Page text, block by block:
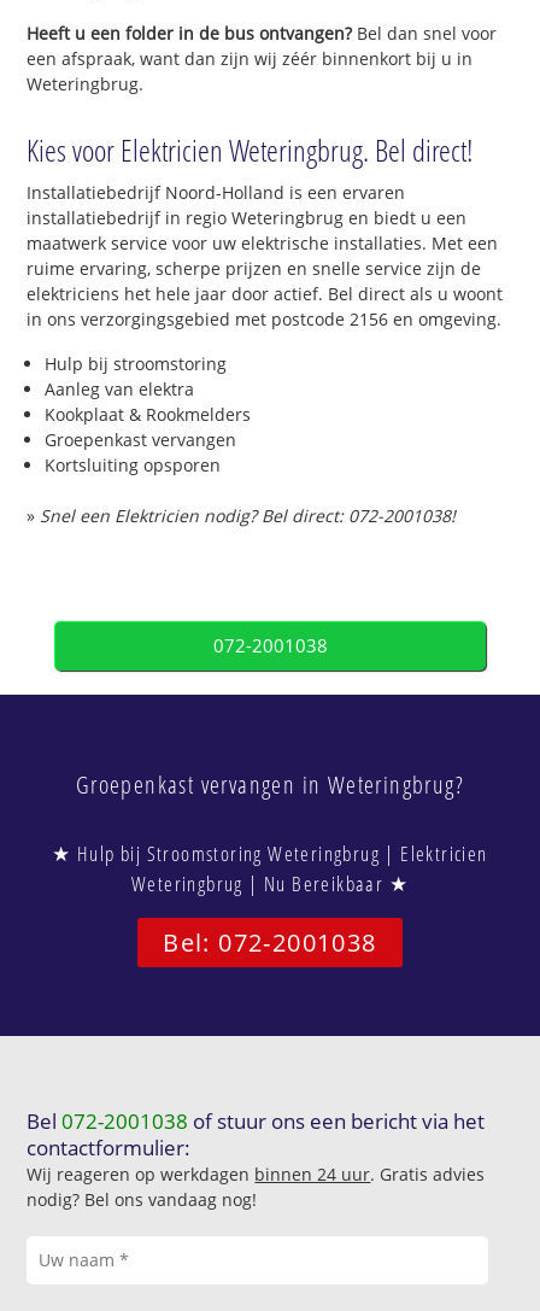
Heeft u een folder in de bus ontvangen?Bel dan snel voor
een afspraak, want dan zijn wij zéér binnenkort bij u in
Weteringbrug.
Kies voor Elektricien Weteringbrug. Bel direct!
Installatiebedrijf Noord-Holland is een ervaren
installatiebedrijf in regio Weteringbrug en biedt u een
maatwerk service voor uw elektrische installaties. Met een
ruime ervaring, scherpe prijzen en snelle service zijn de
elektriciens het hele jaar door actief. Bel direct als u woont
in ons verzorgingsgebied met postcode 2156 en omgeving.
Hulp bij stroomstoring
Aanleg van elektra
Kookplaat & Rookmelders
Groepenkast vervangen
Kortsluiting opsporen
» Snel een Elektricien nodig? Bel direct: 072-2001038!
072-2001038
Groepenkast vervangen in Weteringbrug?
★ Hulp bij Stroomstoring Weteringbrug | Elektricien
Weteringbrug | Nu Bereikbaar ★
Bel: 072-2001038
Bel072-2001038 of stuur ons een bericht via het
contactformulier:
Wij reageren op werkdagen binnen 24 uur. Gratis advies
nodig? Bel ons vandaag nog!